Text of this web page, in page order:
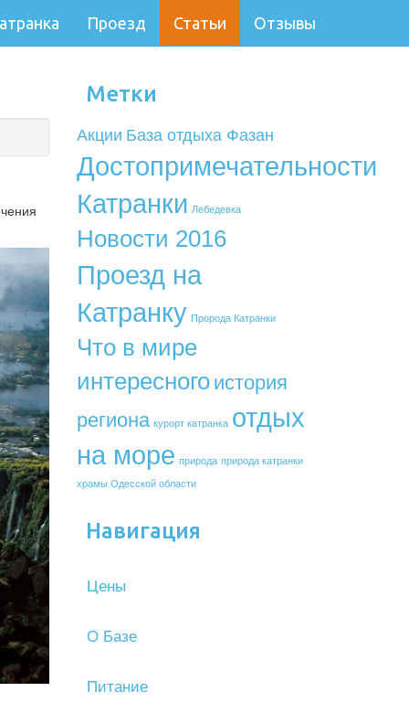
+38 (066) 330-29-03
Проезд Статьи Отзывы
Метки
Акции База отдыха Фазан
Достопримечательности
Катранки Лебедевка
Новости 2016
Проезд на
Катранку Пророда Катранки
Что в мире
интересного история
региона курорт катранка отдых
на море природа природа катранки
храмы Одесской области
Навигация
Цены
О Базе
Питание